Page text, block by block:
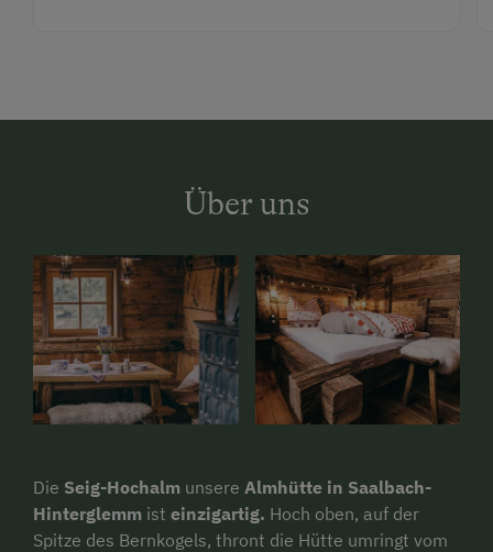
Über uns
Die Seig-Hochalm unsere Almhütte in Saalbach-
Hinterglemm ist einzigartig. Hoch oben, auf der
Spitze des Bernkogels, thront die Hütte umringt vom